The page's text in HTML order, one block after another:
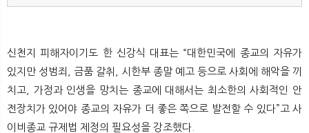
신천지 피해자이기도 한 신강식 대표는 “대한민국에 종교의 자유가
있지만 성범죄, 금품 갈취, 시한부 종말 예고 등으로 사회에 해악을 끼
치고, 가정과 인생을 망치는 종교에 대해서는 최소한의 사회적인 안
전장치가 있어야 종교의 자유가 더 좋은 쪽으로 발전할 수 있다”고 사
이비종교 규제법 제정의 필요성을 강조했다.